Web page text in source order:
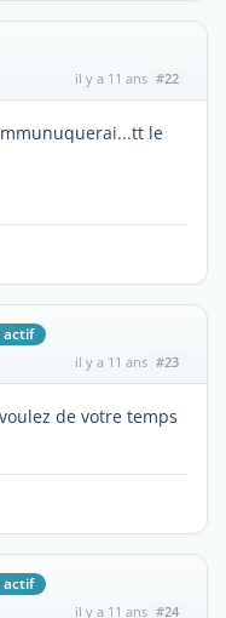
il y a 11 ans #22
le
actif
il y a 11 ans #23
de votre temps
actif
il y a 11 ans #24